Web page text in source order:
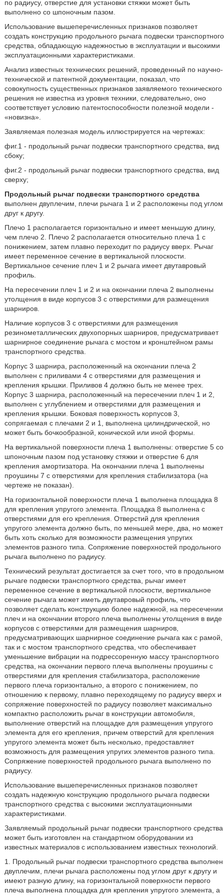
по радиусу, отверстие для установки стяжки может быть
выполнено со шпоночным пазом.
Использование вышеперечисленных признаков позволяет
создать конструкцию продольного рычага подвески транспортного
средства, обладающую надежностью в эксплуатации и высокими
эксплуатационными характеристиками.
Анализ известных технических решений, проведенный по научно-
технической и патентной документации, показал, что
совокупность существенных признаков заявляемого технического
решения не известна из уровня техники, следовательно, оно
соответствует условию патентоспособности полезной модели -
«новизна».
Заявляемая полезная модель иллюстрируется на чертежах:
фиг.1 - продольный рычаг подвески транспортного средства, вид
сбоку;
фиг.2 - продольный рычаг подвески транспортного средства, вид
сверху;
Продольный рычаг подвески транспортного средства
выполнен двуплечим, плечи рычага 1 и 2 расположены под углом
друг к другу.
Плечо 1 располагается горизонтально и имеет меньшую длину,
чем плечо 2. Плечо 2 располагается относительно плеча 1 с
понижением, затем плавно переходит по радиусу вверх. Рычаг
имеет переменное сечение в вертикальной плоскости.
Вертикальное сечение плеч 1 и 2 рычага имеет двутавровый
профиль.
На пересечении плеч 1 и 2 и на окончании плеча 2 выполнены
утолщения в виде корпусов 3 с отверстиями для размещения
шарниров.
Наличие корпусов 3 с отверстиями для размещения
резинометаллических двухопорных шарниров, предусматривает
шарнирное соединение рычага с мостом и кронштейном рамы
транспортного средства.
Корпус 3 шарнира, расположенный на окончании плеча 2
выполнен с приливами 4 с отверстиями для размещения и
крепления крышки. Приливов 4 должно быть не менее трех.
Корпус 3 шарнира, расположенный на пересечении плеч 1 и 2,
выполнен с углублением и отверстиями для размещения и
крепления крышки. Боковая поверхность корпусов 3,
сопрягаемая с плечами 2 и 1, выполнена цилиндрической, но
может быть бочкообразной, конической или иной формы.
На вертикальной поверхности плеча 1 выполнены: отверстие 5 со
шпоночным пазом под установку стяжки и отверстие 6 для
крепления амортизатора. На окончании плеча 1 выполнены
проушины 7 с отверстиями для крепления стабилизатора (на
чертеже не показан).
На горизонтальной поверхности плеча 1 выполнена площадка 8
для крепления упругого элемента. Площадка 8 выполнена с
отверстиями для его крепления. Отверстий для крепления
упругого элемента должно быть, по меньшей мере, два, но может
быть хоть сколько для возможности размещения упругих
элементов разного типа. Сопряжение поверхностей продольного
рычага выполнено по радиусу.
Технический результат достигается за счет того, что в продольном
рычаге подвески транспортного средства, рычаг имеет
переменное сечение в вертикальной плоскости, вертикальное
сечение рычага может иметь двутавровый профиль, что
позволяет сделать конструкцию более надежной, на пересечении
плеч и на окончании второго плеча выполнены утолщения в виде
корпусов с отверстиями для размещения шарниров,
предусматривающих шарнирное соединение рычага как с рамой,
так и с мостом транспортного средства, что обеспечивает
уменьшение вибрации на подрессоренную массу транспортного
средства, на окончании первого плеча выполнены проушины с
отверстиями для крепления стабилизатора, расположение
первого плеча горизонтально, а второго с понижением, по
отношению к первому, плавно переходящему по радиусу вверх и
сопряжение поверхностей по радиусу позволяет максимально
компактно расположить рычаг в конструкции автомобиля,
выполнение отверстий на площадке для размещения упругого
элемента для его крепления, причем отверстий для крепления
упругого элемента может быть несколько, предоставляет
возможность для размещения упругих элементов разного типа.
Сопряжение поверхностей продольного рычага выполнено по
радиусу.
Использование вышеперечисленных признаков позволяет
создать надежную конструкцию продольного рычага подвески
транспортного средства с высокими эксплуатационными
характеристиками.
Заявляемый продольный рычаг подвески транспортного средства
может быть изготовлен на стандартном оборудовании из
известных материалов с использованием известных технологий.
1. Продольный рычаг подвески транспортного средства выполнен
двуплечим, плечи рычага расположены под углом друг к другу и
имеют разную длину, на горизонтальной поверхности первого
плеча выполнена площадка для крепления упругого элемента, а